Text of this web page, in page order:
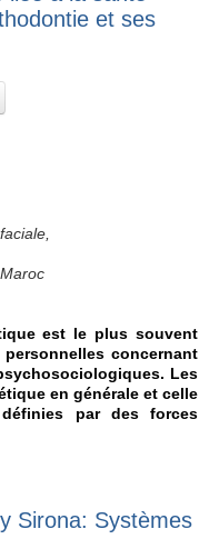
et ses
est le plus souvent
concernant
Les
en générale et celle
par des forces
Sirona: Systèmes